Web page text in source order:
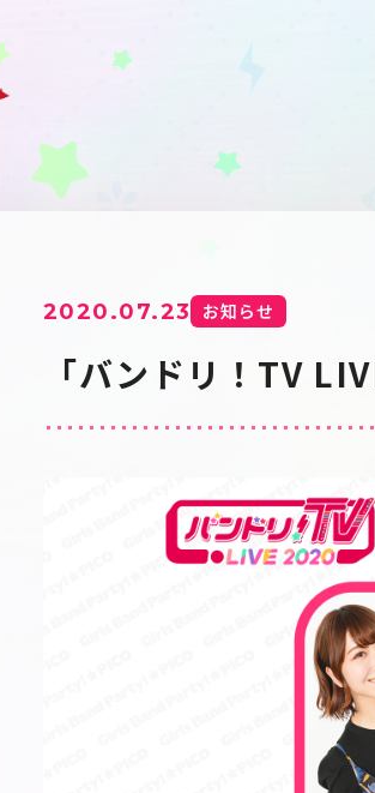
2020.07.23 お知らせ
「バンドリ！TV